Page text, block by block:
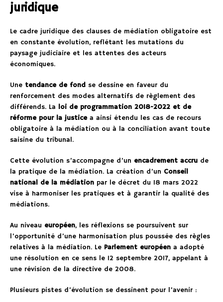
juridique
Le cadre juridique des clauses de médiation obligatoire est
en constante évolution, reflétant les mutations du
paysage judiciaire et les attentes des acteurs
économiques.
Une tendance de fond se dessine en faveur du
renforcement des modes alternatifs de règlement des
différends. La loi de programmation 2018-2022 et de
réforme pour la justicea ainsi étendu les cas de recours
obligatoire à la médiation ou à la conciliation avant toute
saisine du tribunal.
Cette évolution s’accompagne d’un encadrement accru de
la pratique de la médiation. La création d’un Conseil
national de la médiation par le décret du 18 mars 2022
vise à harmoniser les pratiques et à garantir la qualité des
médiations.
Au niveau européen, les réflexions se poursuivent sur
l’opportunité d’une harmonisation plus poussée des règles
relatives à la médiation. Le Parlement européen a adopté
une résolution en ce sens le 12 septembre 2017, appelant à
une révision de la directive de 2008.
Plusieurs pistes d’évolution se dessinent pour l’avenir :